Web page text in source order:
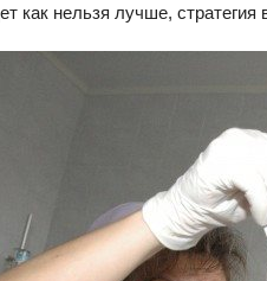
как нельзя лучше,